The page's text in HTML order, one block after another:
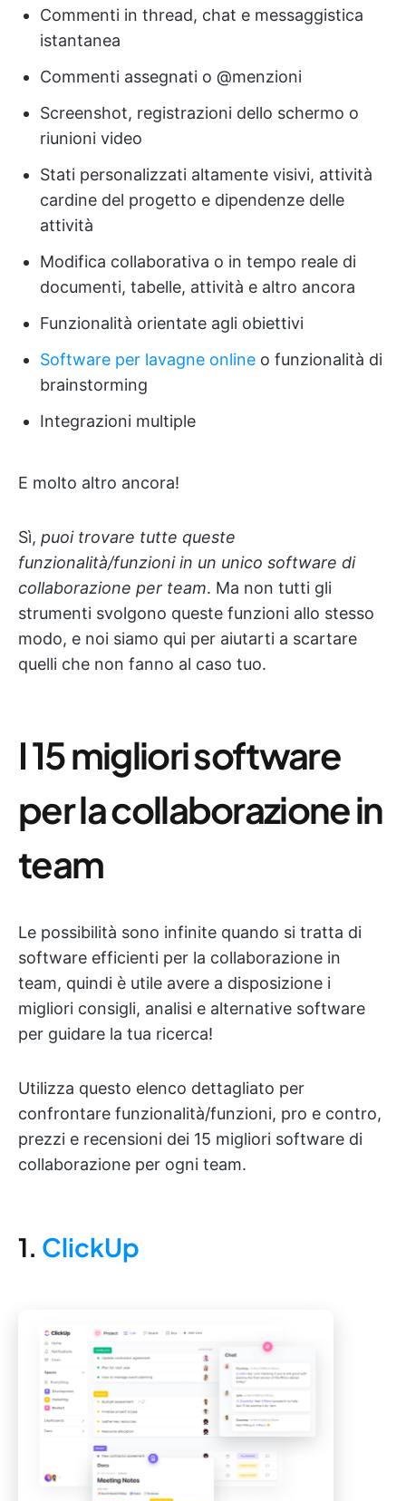
Commenti in thread, chat e messaggistica
istantanea
Commenti assegnati o @menzioni
Screenshot, registrazioni dello schermo o
riunioni video
Stati personalizzati altamente visivi, attività
cardine del progetto e dipendenze delle
attività
Modifica collaborativa o in tempo reale di
documenti, tabelle, attività e altro ancora
Funzionalità orientate agli obiettivi
Software per lavagne online o funzionalità di
brainstorming
Integrazioni multiple
E molto altro ancora!
Sì, puoi trovare tutte queste
funzionalità/funzioni in un unico software di
collaborazione per team. Ma non tutti gli
strumenti svolgono queste funzioni allo stesso
modo, e noi siamo qui per aiutarti a scartare
quelli che non fanno al caso tuo.
I 15 migliori software
per la collaborazione in
team
Le possibilità sono infinite quando si tratta di
software efficienti per la collaborazione in
team, quindi è utile avere a disposizione i
migliori consigli, analisi e alternative software
per guidare la tua ricerca!
Utilizza questo elenco dettagliato per
confrontare funzionalità/funzioni, pro e contro,
prezzi e recensioni dei 15 migliori software di
collaborazione per ogni team.
1. ClickUp